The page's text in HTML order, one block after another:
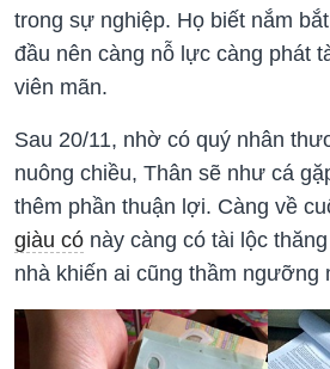
trong sự nghiệp. Họ biết nắm
đầu nên càng nỗ lực càng phát
viên mãn.
Sau 20/11, nhờ có quý nhân
nuông chiều, Thân sẽ như cá
thêm phần thuận lợi. Càng về
giàu có này càng có tài lộc
nhà khiến ai cũng thầm ngưỡng